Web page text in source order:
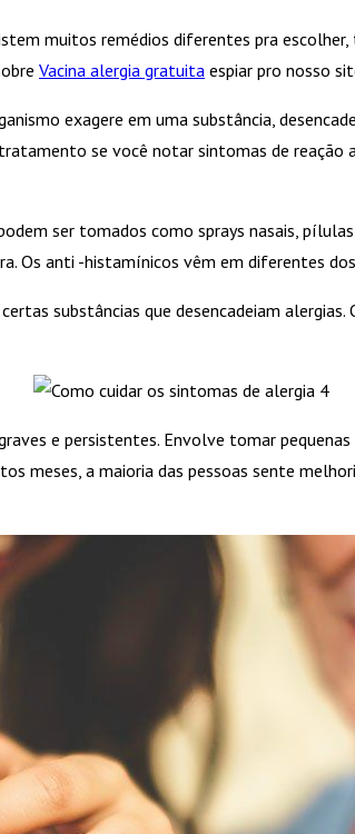
muitos remédios diferentes pra
Vacina alergia gratuita espiar pro nosso
exagere em uma substância,
se você notar sintomas de reação
ser tomados como sprays nasais,
Os anti -histamínicos vêm em diferentes
substâncias que desencadeiam
e persistentes. Envolve tomar
meses, a maioria das pessoas sente